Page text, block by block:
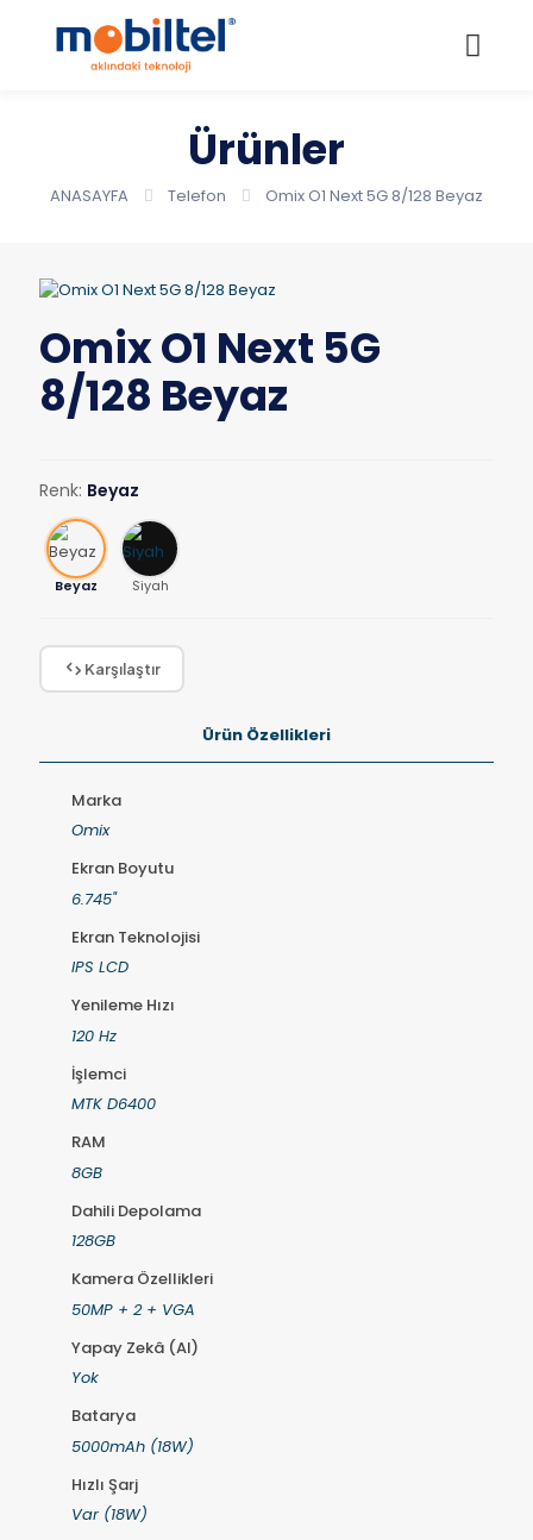
Ürünler
ANASAYFA Telefon Omix O1 Next 5G 8/128 Beyaz
Omix O1 Next 5G
8/128 Beyaz
Renk: Beyaz
Beyaz Siyah
Karşılaştır
Ürün Özellikleri
Marka
Omix
Ekran Boyutu
6.745"
Ekran Teknolojisi
IPS LCD
Yenileme Hızı
120 Hz
İşlemci
MTK D6400
RAM
8GB
Dahili Depolama
128GB
Kamera Özellikleri
50MP + 2 + VGA
Yapay Zekâ (AI)
Yok
Batarya
5000mAh (18W)
Hızlı Şarj
Var (18W)